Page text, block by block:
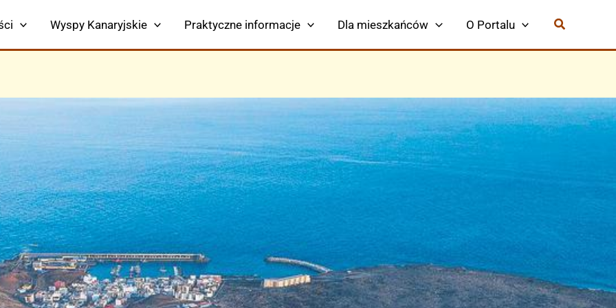
Wyspy Kanaryjskie Praktyczne informacje Dla mieszkańców O Portalu